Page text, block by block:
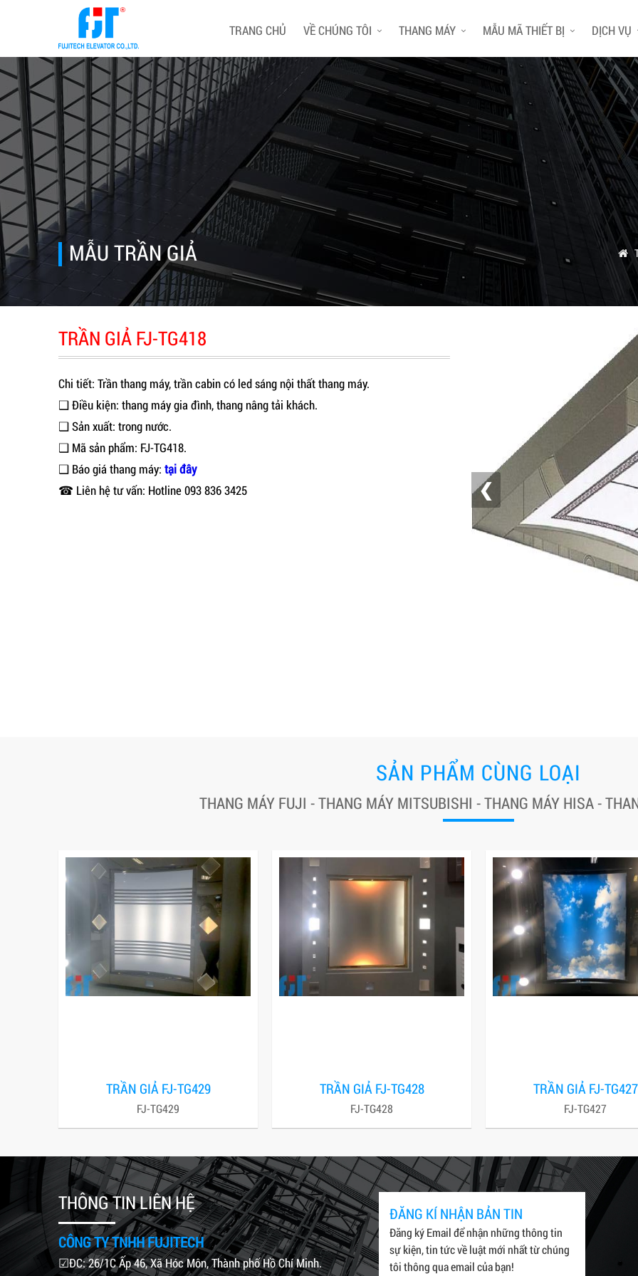
TRANG CHỦ VỀ CHÚNG TÔI THANG MÁY MẪU MÃ THIẾT BỊ DỊCH VỤ
MẪU TRẦN GIẢ
TRẦN GIẢ FJ-TG418
Chi tiết: Trần thang máy, trần cabin có led sáng nội thất thang máy.
❑ Điều kiện: thang máy gia đình, thang nâng tải khách.
❑ Sản xuất: trong nước.
❑ Mã sản phẩm: FJ-TG418.
❑ Báo giá thang máy: tại đây
☎ Liên hệ tư vấn: Hotline 093 836 3425
❮
SẢN PHẨM CÙNG LOẠI
THANG MÁY FUJI - THANG MÁY MITSUBISHI - THANG MÁY HISA -
TRẦN GIẢ FJ-TG429
FJ-TG429
TRẦN GIẢ FJ-TG428
FJ-TG428
TRẦN GIẢ FJ-TG427
FJ-TG427
THÔNG TIN LIÊN HỆ
CÔNG TY TNHH FUJITECH
☑ĐC: 26/1C Ấp 46, Xã Hóc Môn, Thành phố Hồ Chí Minh.
ĐĂNG KÍ NHẬN BẢN TIN
Đăng ký Email để nhận những thông tin
sự kiện, tin tức về luật mới nhất từ chúng
tôi thông qua email của bạn!